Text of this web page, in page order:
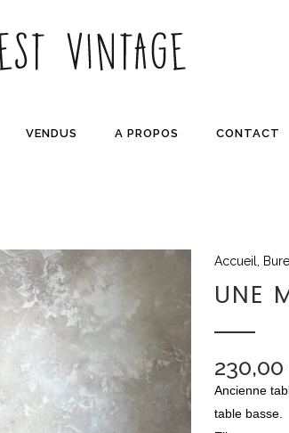
VENDUS A PROPOS CONTACT
Accueil
UNE
230,00
Ancienne
table basse.